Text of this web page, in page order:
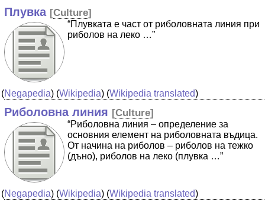
Плувка [Culture]
“Плувката е част от риболовната линия при
риболов на леко …”
(Negapedia) (Wikipedia) (Wikipedia translated)
Риболовна линия [Culture]
“Риболовна линия – определение за
основния елемент на риболовната въдица.
От начина на риболов – риболов на тежко
(дъно), риболов на леко (плувка …”
(Negapedia) (Wikipedia) (Wikipedia translated)